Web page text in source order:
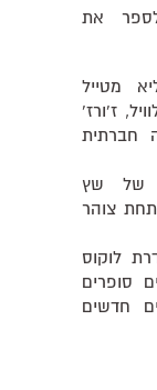
את
מטייל
ז'ורז'
חברתית
של שץ
צוהר
לוקוס
סופרים
חדשים